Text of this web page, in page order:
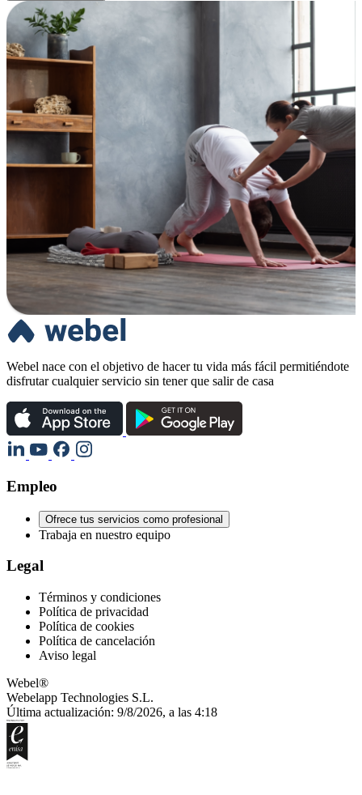
Webel nace con el objetivo de hacer tu vida más fácil permitiéndote
disfrutar cualquier servicio sin tener que salir de casa
Empleo
Ofrece tus servicios como profesional
Trabaja en nuestro equipo
Legal
Términos y condiciones
Política de privacidad
Política de cookies
Política de cancelación
Aviso legal
Webel®
Webelapp Technologies S.L.
Última actualización: 9/8/2026, a las 4:18